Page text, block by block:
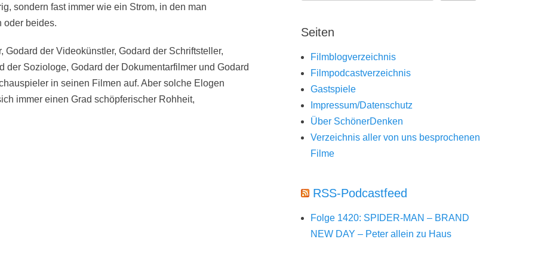
sondern fast immer wie ein Strom, in den man
oder beides.
der Videokünstler, Godard der Schriftsteller,
der Soziologe, Godard der Dokumentarfilmer und Godard
in seinen Filmen auf. Aber solche Elogen
immer einen Grad schöpferischer Rohheit,
Seiten
Filmblogverzeichnis
Filmpodcastverzeichnis
Gastspiele
Impressum/Datenschutz
Über SchönerDenken
Verzeichnis aller von uns besprochenen
Filme
RSS-Podcastfeed
Folge 1420: SPIDER-MAN – BRAND
NEW DAY – Peter allein zu Haus